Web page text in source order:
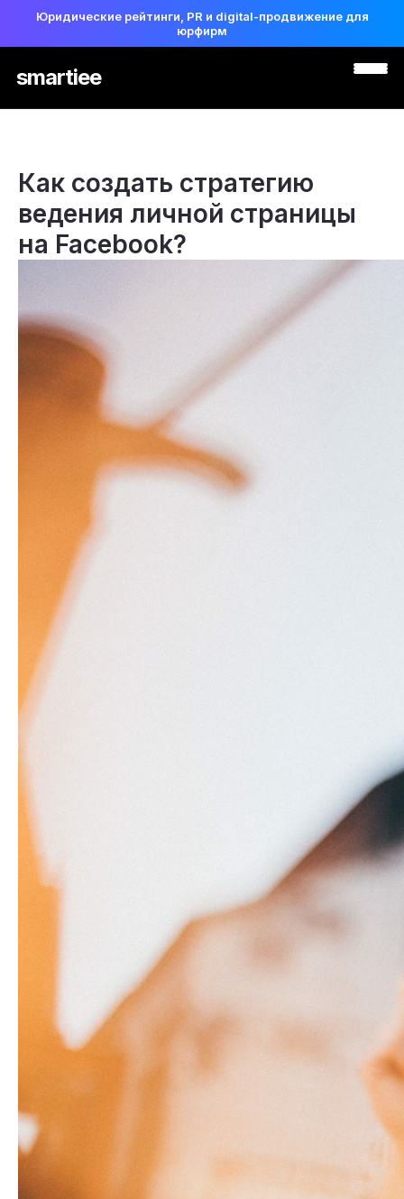
Юридические рейтинги, PR и digital-продвижение для
юрфирм
smartiee
Как создать стратегию
ведения личной страницы
на Facebook?